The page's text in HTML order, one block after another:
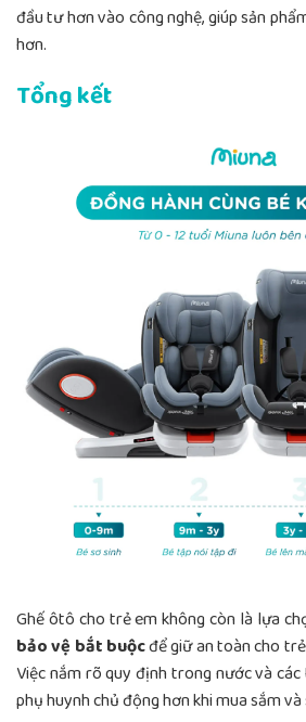
đầu tư hơn vào công nghệ, giúp sản
hơn.
Tổng kết
Ghế ôtô cho trẻ em không còn là lựa
bảo vệ bắt buộcđể giữ an toàn cho
Việc nắm rõ quy định trong nước và
phụ huynh chủ động hơn khi mua sắm và